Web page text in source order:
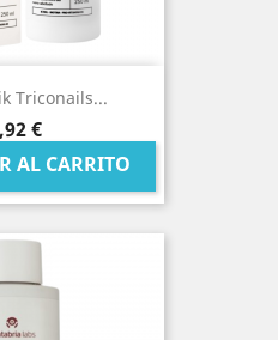
Triconails...
€
AL CARRITO